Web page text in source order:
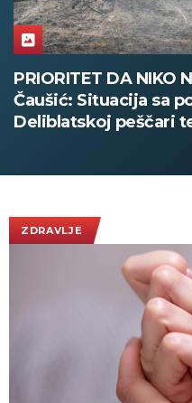
VUČIĆ OTVORENO O
KOSMETU: "Ne
ali - podržavamo
ZDRAVLJE